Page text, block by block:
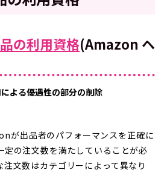
の利用資格(Amazon ヘ
よる優遇性の部分の削除
が出品者のパフォーマンスを正確に
定の注文数を満たしていることが必
注文数はカテゴリーによって異なり